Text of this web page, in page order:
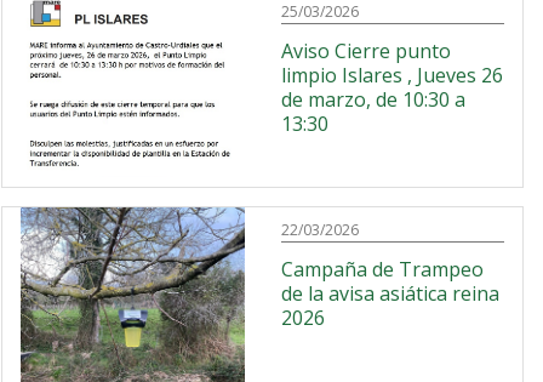
25/03/2026
Aviso Cierre punto
limpio Islares , Jueves 26
de marzo, de 10:30 a
13:30
22/03/2026
Campaña de Trampeo
de la avisa asiática reina
2026